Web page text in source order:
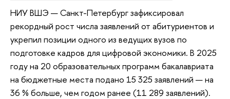
НИУ ВШЭ — Санкт-Петербург зафиксировал
рекордный рост числа заявлений от абитуриентов и
укрепил позиции одного из ведущих вузов по
подготовке кадров для цифровой экономики. В 2025
году на 20 образовательных программ бакалавриата
на бюджетные места подано 15 325 заявлений — на
36 % больше, чем годом ранее (11 289 заявлений).